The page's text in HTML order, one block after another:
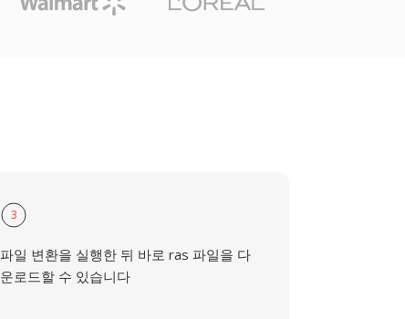
3
파일 변환을 실행한 뒤 바로 ras 파일을 다
운로드할 수 있습니다